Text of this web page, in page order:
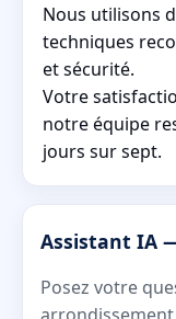
Nous utilisons
techniques
et sécurité.
Votre
notre équipe
jours sur sept.
Assistant IA
Posez votre